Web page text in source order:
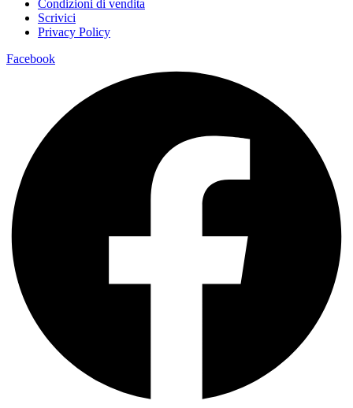
Condizioni di vendita
Scrivici
Privacy Policy
Facebook